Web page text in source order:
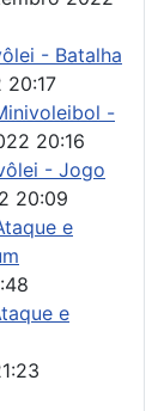
- Batalha
20:17
-
20:16
- Jogo
20:09
e
e